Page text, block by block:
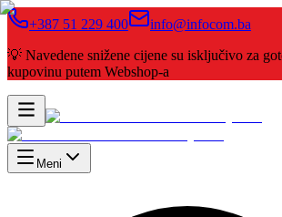
+387 51 229 400
info@infocom.ba
💡 Navedene snižene cijene su isključivo za
kupovinu putem Webshop-a
Meni